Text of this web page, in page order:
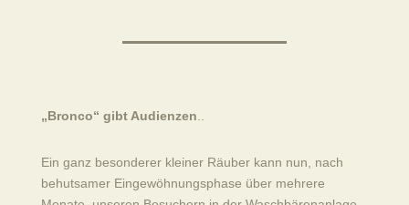
„Bronco“ gibt Audienzen
Ein ganz besonderer kleiner Räuber kann nun, nach
behutsamer Eingewöhnungsphase über mehrere